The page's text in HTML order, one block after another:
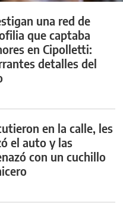
una red de
que captaba
en Cipolletti:
detalles del
en la calle, les
el auto y las
con un cuchillo